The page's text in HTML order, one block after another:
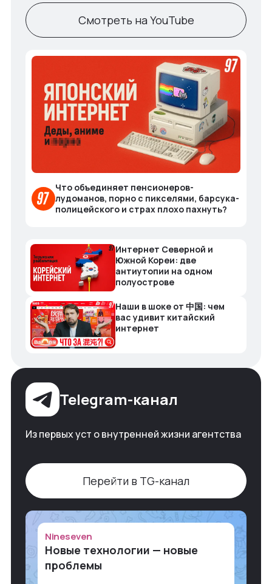
Смотреть на YouTube
Что объединяет пенсионеров-
лудоманов, порно с пикселями, барсука-
полицейского и страх плохо пахнуть?
Интернет Северной и
Южной Кореи: две
антиутопии на одном
полуострове
Наши в шоке от 中国: чем
вас удивит китайский
интернет
Telegram-канал
Из первых уст о внутренней жизни агентства
Перейти в TG-канал
Nineseven
Новые технологии — новые
проблемы